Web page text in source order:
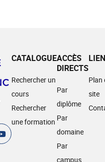
CATALOGUE
Rechercher un
cours
Rechercher
une formation
ACCÈS
DIRECTS
Par
diplôme
Par
domaine
Par
campus
Plan
site